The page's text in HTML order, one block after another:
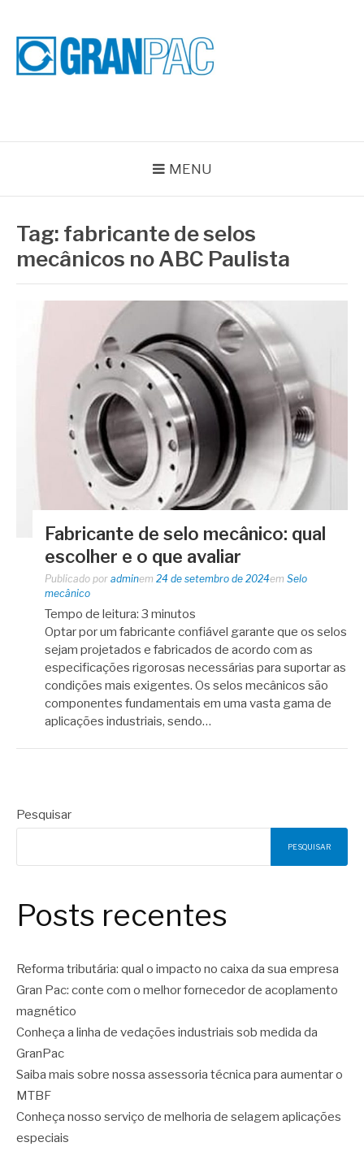
conteúdo
MENU
Tag: fabricante de selos
mecânicos no ABC Paulista
Fabricante de selo mecânico: qual
escolher e o que avaliar
Publicado por adminem 24 de setembro de 2024em Selo
mecânico
Tempo de leitura: 3 minutos
Optar por um fabricante confiável garante que os selos
sejam projetados e fabricados de acordo com as
especificações rigorosas necessárias para suportar as
condições mais exigentes. Os selos mecânicos são
componentes fundamentais em uma vasta gama de
aplicações industriais, sendo…
Pesquisar
PESQUISAR
Posts recentes
Reforma tributária: qual o impacto no caixa da sua empresa
Gran Pac: conte com o melhor fornecedor de acoplamento
magnético
Conheça a linha de vedações industriais sob medida da
GranPac
Saiba mais sobre nossa assessoria técnica para aumentar o
MTBF
Conheça nosso serviço de melhoria de selagem aplicações
especiais